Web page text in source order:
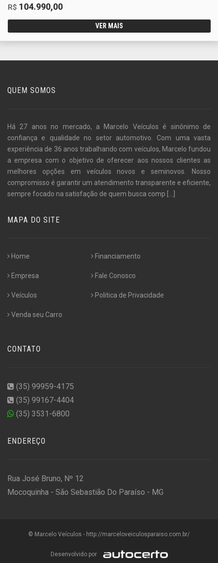
R$ 104.990,00
VER MAIS
QUEM SOMOS
Há 27 anos no mercado, a Marcelo Veículos é sinônimo de
confiança e qualidade no setor automotivo. Com uma vasta
experiência de 36 anos trabalhando com veículos, Marcelo fundou
a empresa com o objetivo de oferecer aos nossos clientes as
melhores opções em veículos novos e seminovos. Nosso
compromisso é garantir um atendimento transparente e eficiente,
sempre focado na satisfação de quem busca comp
MAPA DO SITE
Home
Empresa
Veículos
Venda seu Carro
Financiamento
Fale Conosco
Politica de Privacidade
CONTATO
(35) 99959-4175
(35) 99167-4404
(35) 3531-6800
ENDEREÇO
Rua José Bruno, Nº 12
Mocoquinha - São Sebastião Do Paraíso - MG
© Marcelo Veículos - http://marceloveiculosparaiso.com.br/
Desenvolvido por